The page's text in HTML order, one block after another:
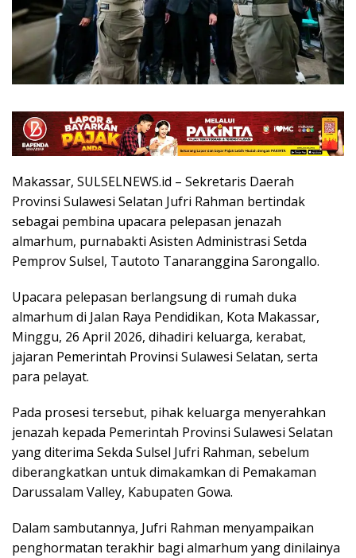
Makassar, SULSELNEWS.id – Sekretaris Daerah
Provinsi Sulawesi Selatan Jufri Rahman bertindak
sebagai pembina upacara pelepasan jenazah
almarhum, purnabakti Asisten Administrasi Setda
Pemprov Sulsel, Tautoto Tanaranggina Sarongallo.
Upacara pelepasan berlangsung di rumah duka
almarhum di Jalan Raya Pendidikan, Kota Makassar,
Minggu, 26 April 2026, dihadiri keluarga, kerabat,
jajaran Pemerintah Provinsi Sulawesi Selatan, serta
para pelayat.
Pada prosesi tersebut, pihak keluarga menyerahkan
jenazah kepada Pemerintah Provinsi Sulawesi Selatan
yang diterima Sekda Sulsel Jufri Rahman, sebelum
diberangkatkan untuk dimakamkan di Pemakaman
Darussalam Valley, Kabupaten Gowa.
Dalam sambutannya, Jufri Rahman menyampaikan
penghormatan terakhir bagi almarhum yang dinilainya